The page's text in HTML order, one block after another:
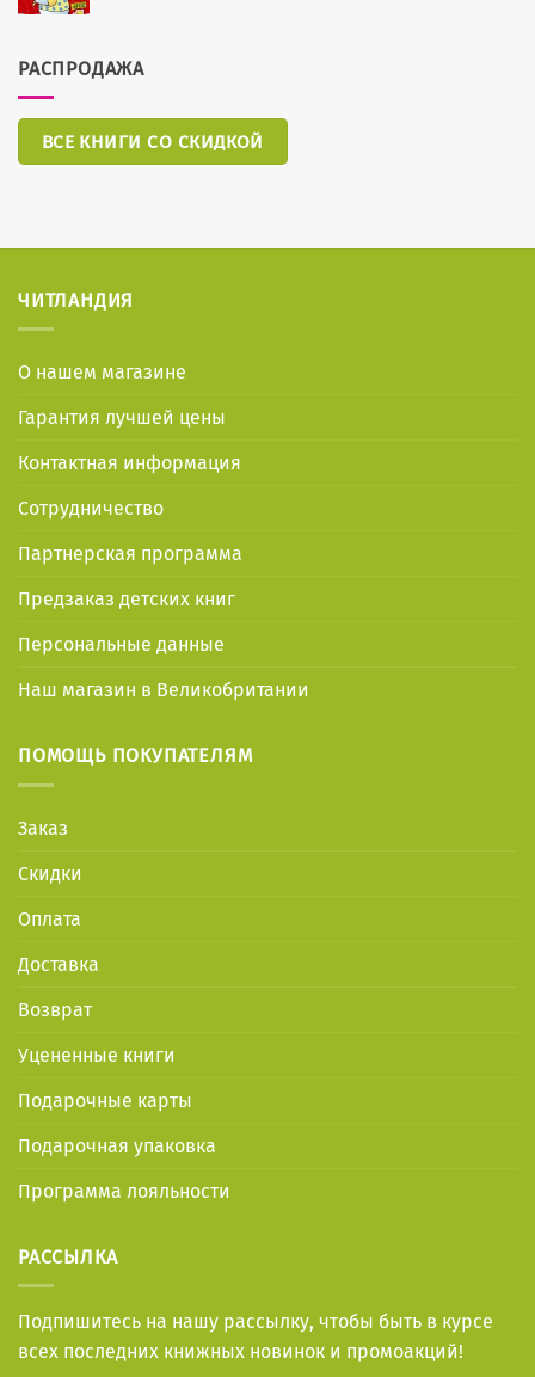
РАСПРОДАЖА
ВСЕ КНИГИ СО СКИДКОЙ
ЧИТЛАНДИЯ
О нашем магазине
Гарантия лучшей цены
Контактная информация
Сотрудничество
Партнерская программа
Предзаказ детских книг
Персональные данные
Наш магазин в Великобритании
ПОМОЩЬ ПОКУПАТЕЛЯМ
Заказ
Скидки
Оплата
Доставка
Возврат
Уцененные книги
Подарочные карты
Подарочная упаковка
Программа лояльности
РАССЫЛКА
Подпишитесь на нашу рассылку, чтобы быть в курсе
всех последних книжных новинок и промоакций!